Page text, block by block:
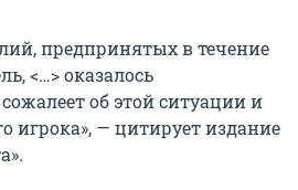
предпринятых в течение
<…> оказалось
об этой ситуации и
игрока», — цитирует издание